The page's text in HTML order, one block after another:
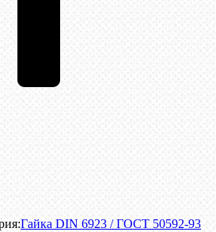
Гайка DIN 6923 / ГОСТ 50592-93